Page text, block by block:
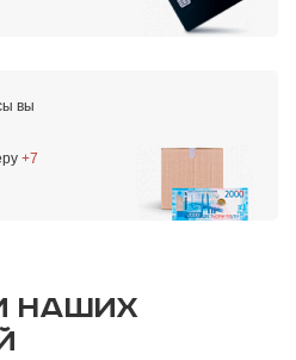
вы
+7
НАШИХ